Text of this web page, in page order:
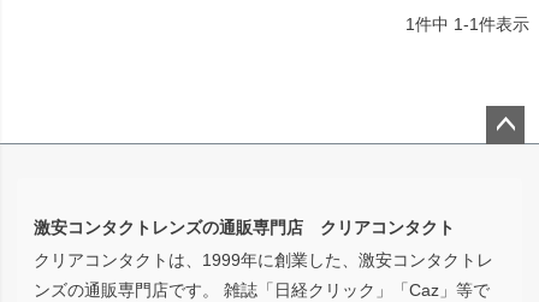
1件中 1-1件表示
激安コンタクトレンズの通販専門店 クリアコンタクト
クリアコンタクトは、1999年に創業した、激安コンタクトレ
ンズの通販専門店です。 雑誌「日経クリック」「Caz」等で